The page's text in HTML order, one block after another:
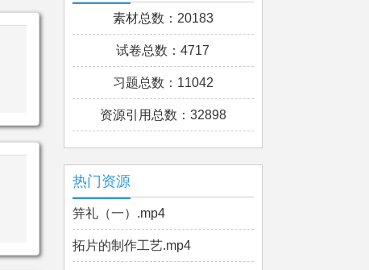
素材总数：20183
试卷总数：4717
习题总数：11042
资源引用总数：32898
热门资源
笄礼（一）.mp4
拓片的制作工艺.mp4